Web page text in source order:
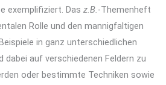
exemplifiziert. Das z.B.-Themenheft
Rolle und den mannigfaltigen
in ganz unterschiedlichen
dabei auf verschiedenen Feldern zu
oder bestimmte Techniken sowie